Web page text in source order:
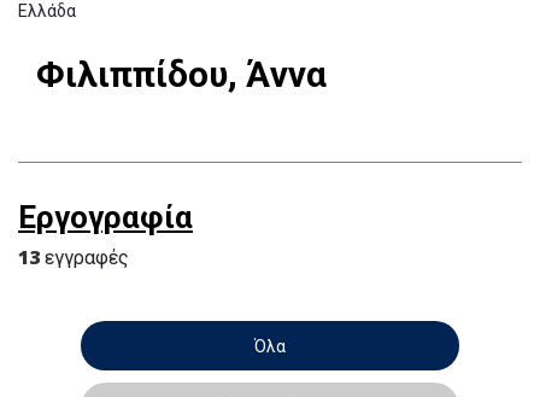
Ελλάδα
Φιλιππίδου, Άννα
Εργογραφία
13 εγγραφές
Όλα